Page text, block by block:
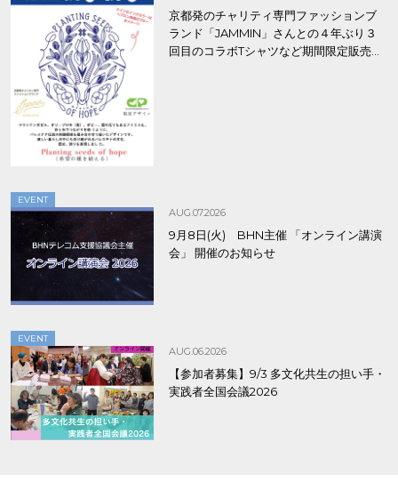
京都発のチャリティ専門ファッションブ
ランド「JAMMIN」さんとの４年ぶり３
回目のコラボTシャツなど期間限定販売、
EVENT
AUG.07.2026
9月8日(火) BHN主催 「オンライン講演
会」 開催のお知らせ
EVENT
AUG.06.2026
【参加者募集】9/3 多文化共生の担い手・
実践者全国会議2026